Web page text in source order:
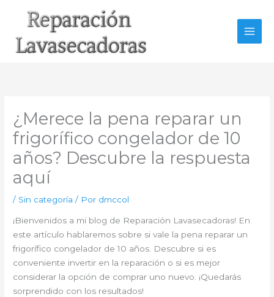
¿Merece la pena reparar un
frigorífico congelador de 10
años? Descubre la respuesta
aquí
/ Sin categoría / Por dmccol
¡Bienvenidos a mi blog de Reparación Lavasecadoras! En
este artículo hablaremos sobre si vale la pena reparar un
frigorífico congelador de 10 años. Descubre si es
conveniente invertir en la reparación o si es mejor
considerar la opción de comprar uno nuevo. ¡Quedarás
sorprendido con los resultados!